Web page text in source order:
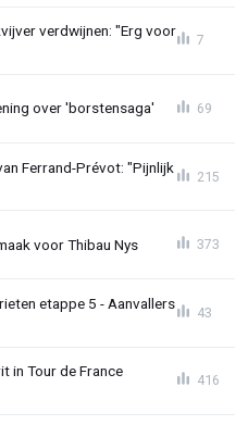
verdwijnen: "Erg voor
7
over 'borstensaga' 69
Ferrand-Prévot: "Pijnlijk
215
voor Thibau Nys 373
etappe 5 - Aanvallers
43
in Tour de France
416